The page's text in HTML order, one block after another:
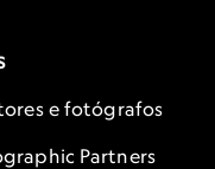
e fotógrafos
Partners